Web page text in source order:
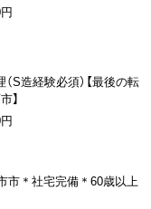
S造経験必須）【最後の転
】
市＊社宅完備＊60歳以上